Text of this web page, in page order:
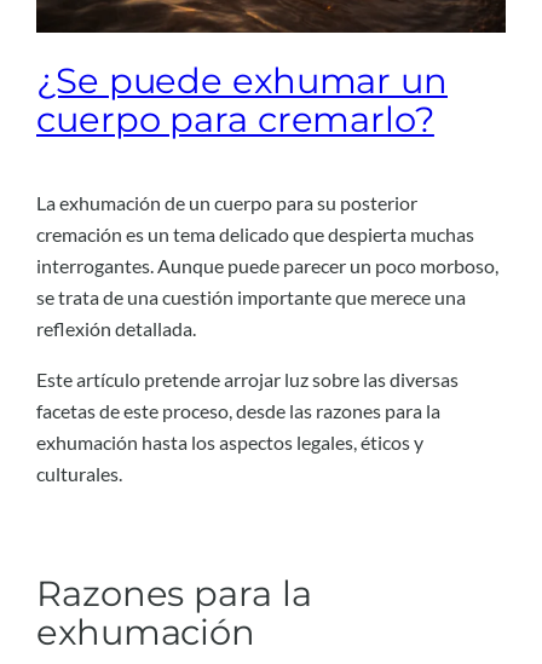
¿Se puede exhumar un
cuerpo para cremarlo?
La exhumación de un cuerpo para su posterior
cremación es un tema delicado que despierta muchas
interrogantes. Aunque puede parecer un poco morboso,
se trata de una cuestión importante que merece una
reflexión detallada.
Este artículo pretende arrojar luz sobre las diversas
facetas de este proceso, desde las razones para la
exhumación hasta los aspectos legales, éticos y
culturales.
Razones para la
exhumación